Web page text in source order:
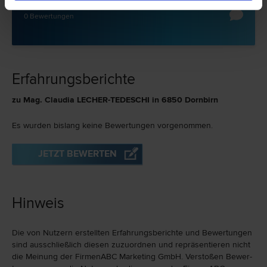
0 Bewertungen
Erfahrungsberichte
zu Mag. Claudia LECHER-TEDESCHI in 6850 Dornbirn
Es wurden bislang keine Bewertungen vorgenommen.
JETZT BEWERTEN
Hinweis
Die von Nutzern erstellten Erfahrungs­berichte und Bewer­tungen
sind ausschließlich diesen zuzu­ord­nen und repräsen­tieren nicht
die Meinung der FirmenABC Marketing GmbH. Verstoßen Bewer­